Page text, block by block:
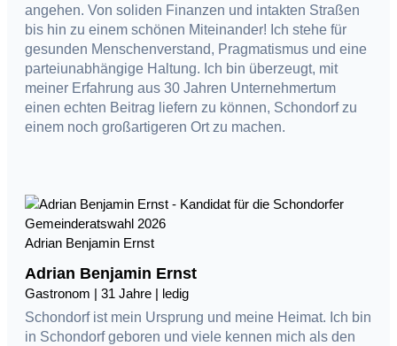
angehen. Von soliden Finanzen und intakten Straßen
bis hin zu einem schönen Miteinander! Ich stehe für
gesunden Menschenverstand, Pragmatismus und eine
parteiunabhängige Haltung. Ich bin überzeugt, mit
meiner Erfahrung aus 30 Jahren Unternehmertum
einen echten Beitrag liefern zu können, Schondorf zu
einem noch großartigeren Ort zu machen.
Adrian Benjamin Ernst
Adrian Benjamin Ernst
Gastronom | 31 Jahre | ledig
Schondorf ist mein Ursprung und meine Heimat. Ich bin
in Schondorf geboren und viele kennen mich als den